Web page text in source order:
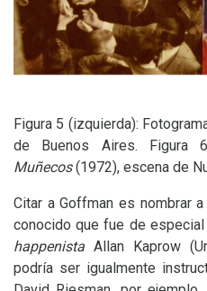
Figura 5 (izquierda):
de Buenos Aires. Figura
Muñecos(1972), escena de
Citar a Goffman es nombrar
conocido que fue de
happenista Allan Kaprow
podría ser igualmente